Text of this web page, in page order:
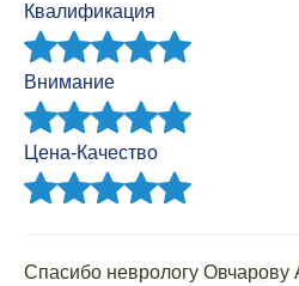
Квалификация
Внимание
Цена-Качество
Спасибо неврологу Овчарову